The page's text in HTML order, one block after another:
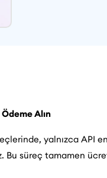
Alın
yalnızca API
Bu süreç tamamen